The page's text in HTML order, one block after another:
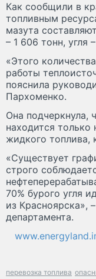
Как сообщили в
топливным
мазута
– 1 606 тонн, угля
«Этого
работы
пояснила
Пархоменко.
Она подчеркнула,
находится
жидкого топлива,
«Существует
строго
70% бурого угля
из Красноярска»,
департамента.
перевозка топлива